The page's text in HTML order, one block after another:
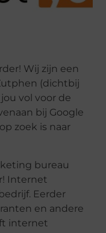
Wij zijn een
(dichtbij
vol voor de
bij Google
zoek is naar
bureau
Internet
Eerder
en andere
internet